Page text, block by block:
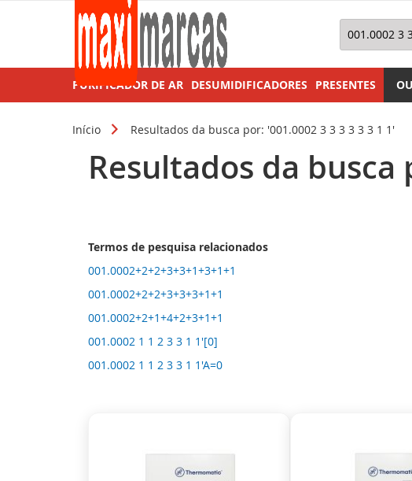
Pesquisa
PURIFICADOR DE AR DESUMIDIFICADORES PRESENTES
Início Resultados da busca por: '001.0002 3 3 3 3 3 3 1 1'
Resultados da busca
Termos de pesquisa relacionados
001.0002+2+2+3+3+1+3+1+1
001.0002+2+2+3+3+3+1+1
001.0002+2+1+4+2+3+1+1
001.0002 1 1 2 3 3 1 1'[0]
001.0002 1 1 2 3 3 1 1'A=0